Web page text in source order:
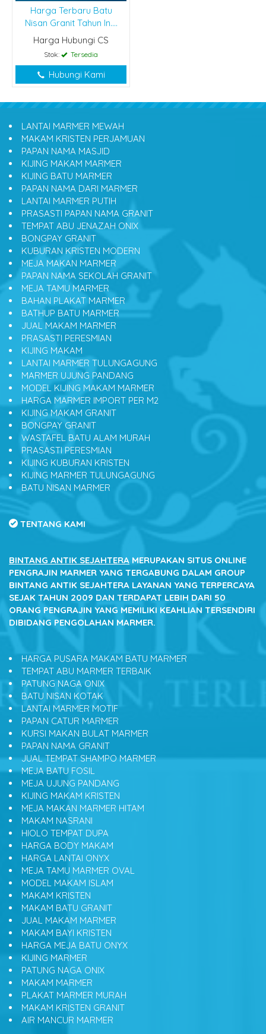
Harga Terbaru Batu
Nisan Granit Tahun In....
Harga Hubungi CS
Stok: Tersedia
Hubungi Kami
LANTAI MARMER MEWAH
MAKAM KRISTEN PERJAMUAN
PAPAN NAMA MASJID
KIJING MAKAM MARMER
KIJING BATU MARMER
PAPAN NAMA DARI MARMER
LANTAI MARMER PUTIH
PRASASTI PAPAN NAMA GRANIT
TEMPAT ABU JENAZAH ONIX
BONGPAY GRANIT
KUBURAN KRISTEN MODERN
MEJA MAKAN MARMER
PAPAN NAMA SEKOLAH GRANIT
MEJA TAMU MARMER
BAHAN PLAKAT MARMER
BATHUP BATU MARMER
JUAL MAKAM MARMER
PRASASTI PERESMIAN
KIJING MAKAM
LANTAI MARMER TULUNGAGUNG
MARMER UJUNG PANDANG
MODEL KIJING MAKAM MARMER
HARGA MARMER IMPORT PER M2
KIJING MAKAM GRANIT
BONGPAY GRANIT
WASTAFEL BATU ALAM MURAH
PRASASTI PERESMIAN
KIJING KUBURAN KRISTEN
KIJING MARMER TULUNGAGUNG
BATU NISAN MARMER
TENTANG KAMI
BINTANG ANTIK SEJAHTERA MERUPAKAN SITUS ONLINE
PENGRAJIN MARMER YANG TERGABUNG DALAM GROUP
BINTANG ANTIK SEJAHTERA LAYANAN YANG TERPERCAYA
SEJAK TAHUN 2009 DAN TERDAPAT LEBIH DARI 50
ORANG PENGRAJIN YANG MEMILIKI KEAHLIAN TERSENDIRI
DIBIDANG PENGOLAHAN MARMER.
HARGA PUSARA MAKAM BATU MARMER
TEMPAT ABU MARMER TERBAIK
PATUNG NAGA ONIX
BATU NISAN KOTAK
LANTAI MARMER MOTIF
PAPAN CATUR MARMER
KURSI MAKAN BULAT MARMER
PAPAN NAMA GRANIT
JUAL TEMPAT SHAMPO MARMER
MEJA BATU FOSIL
MEJA UJUNG PANDANG
KIJING MAKAM KRISTEN
MEJA MAKAN MARMER HITAM
MAKAM NASRANI
HIOLO TEMPAT DUPA
HARGA BODY MAKAM
HARGA LANTAI ONYX
MEJA TAMU MARMER OVAL
MODEL MAKAM ISLAM
MAKAM KRISTEN
MAKAM BATU GRANIT
JUAL MAKAM MARMER
MAKAM BAYI KRISTEN
HARGA MEJA BATU ONYX
KIJING MARMER
PATUNG NAGA ONIX
MAKAM MARMER
PLAKAT MARMER MURAH
MAKAM KRISTEN GRANIT
AIR MANCUR MARMER